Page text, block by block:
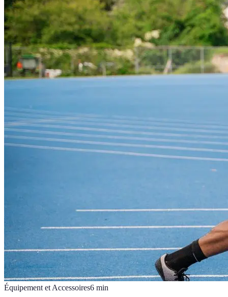
Équipement et Accessoires6 min